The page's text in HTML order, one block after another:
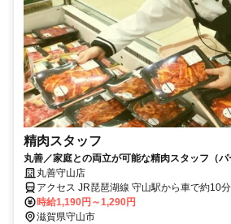
精肉スタッフ
丸善／家庭との両立が可能な精肉スタッフ（パ
丸善守山店
アクセス JR琵琶湖線 守山駅から車で約10分
時給1,190円～1,290円
滋賀県守山市